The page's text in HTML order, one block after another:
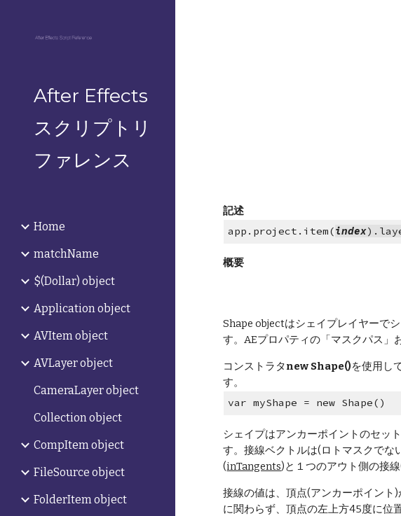
After Effects
スクリプトリ
ファレンス
Home
matchName
$(Dollar) object
Application object
AVItem object
AVLayer object
CameraLayer object
Collection object
CompItem object
FileSource object
FolderItem object
記述
app.project.item(index
概要
Shape objectはシェイプレイヤーで
す。AEプロパティの「マスクパス」
コンストラタnew Shape()を使用し
す。
var myShape = new Shape()
シェイプはアンカーポイントのセッ
す。接線ベクトルは(ロトマスクで
(inTangents)と１つのアウト側の接
接線の値は、頂点(アンカーポイント
に関わらず、頂点の左上方45度に位